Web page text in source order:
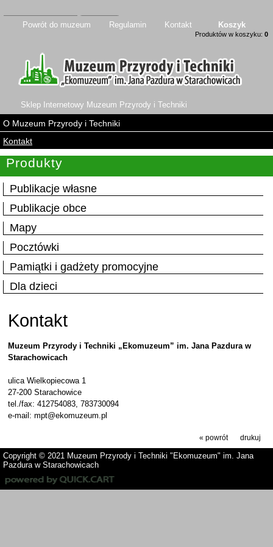
Powrót do muzeum Regulamin Kontakt Koszyk
Produktów w koszyku: 0
Sklep Internetowy Muzeum Przyrody i Techniki
O Muzeum Przyrody i Techniki
Kontakt
Produkty
Publikacje własne
Publikacje obce
Mapy
Pocztówki
Pamiątki i gadżety promocyjne
Dla dzieci
Kontakt
Muzeum Przyrody i Techniki „Ekomuzeum” im. Jana Pazdura w
Starachowicach
ulica Wielkopiecowa 1
27-200 Starachowice
tel./fax: 412754083, 783730094
e-mail:mpt@ekomuzeum.pl
drukuj
« powrót
Copyright © 2021 Muzeum Przyrody i Techniki "Ekomuzeum" im. Jana
Pazdura w Starachowicach